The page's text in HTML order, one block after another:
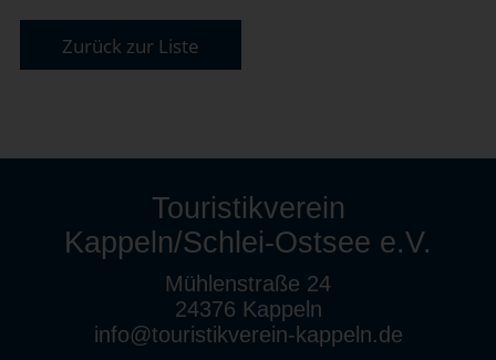
Zurück zur Liste
Touristikverein
Kappeln/Schlei-Ostsee e.V.
Mühlenstraße 24
24376 Kappeln
info@touristikverein-kappeln.de